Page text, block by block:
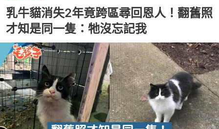
乳牛貓消失2年竟跨區尋回恩人！翻舊照
才知是同一隻：牠沒忘記我